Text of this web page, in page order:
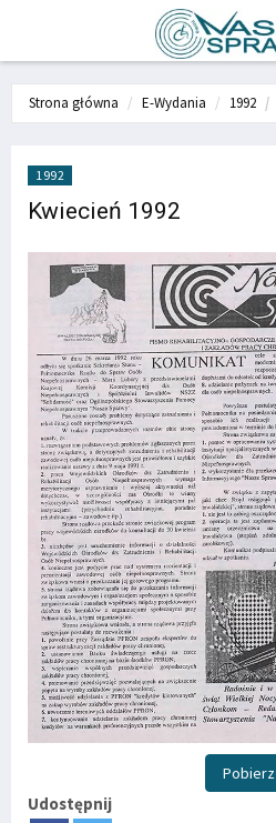
Strona główna E-Wydania 1992
1992
Kwiecień 1992
Pobierz
Udostępnij